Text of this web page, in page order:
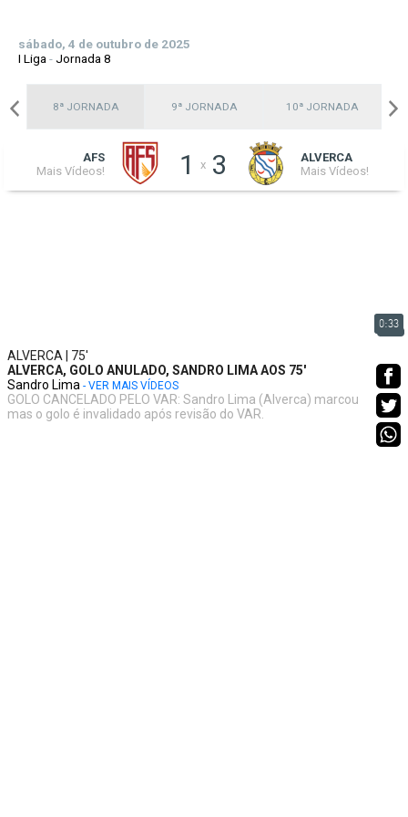
sábado, 4 de outubro de 2025
I Liga -Jornada 8
8ª JORNADA 9ª JORNADA 10ª JORNADA
AFS
Mais Vídeos!
1 x 3
ALVERCA
Mais Vídeos!
0:33
ALVERCA | 75'
ALVERCA, GOLO ANULADO, SANDRO LIMA AOS 75'
Sandro Lima - VER MAIS VÍDEOS
GOLO CANCELADO PELO VAR: Sandro Lima (Alverca) marcou
mas o golo é invalidado após revisão do VAR.